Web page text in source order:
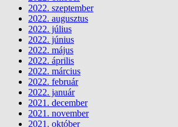
2022. szeptember
2022. augusztus
2022. július
2022. június
2022. május
2022. április
2022. március
2022. február
2022. január
2021. december
2021. november
2021. október